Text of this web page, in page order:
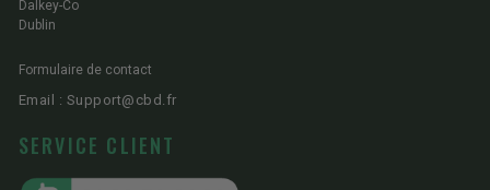
Dalkey-Co
Dublin
Formulaire de contact
Email : Support@cbd.fr
SERVICE CLIENT